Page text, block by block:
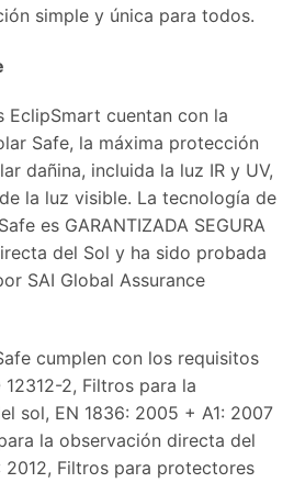
simple y única para todos.
EclipSmart cuentan con la
Safe, la máxima protección
dañina, incluida la luz IR y UV,
la luz visible. La tecnología de
es GARANTIZADA SEGURA
del Sol y ha sido probada
SAI Global Assurance
cumplen con los requisitos
2, Filtros para la
sol, EN 1836: 2005 + A1: 2007
la observación directa del
2012, Filtros para protectores